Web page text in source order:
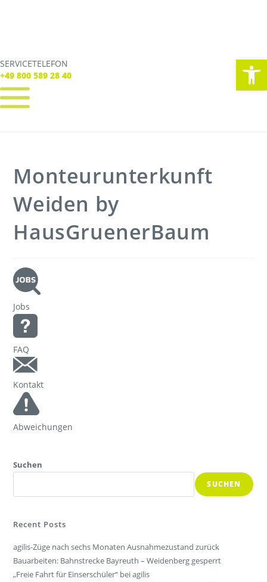
SERVICETELEFON
+49 800 589 28 40
SERVICE TELEFON
+49 800 589 28 40
Tickets
Freizeit
Unternehmen
Monteurunterkunft
Weiden by
HausGruenerBaum
Jobs
FAQ
Kontakt
Abweichungen
Suchen
SUCHEN
Recent Posts
agilis-Züge nach sechs Monaten Ausnahmezustand zurück
Bauarbeiten: Bahnstrecke Bayreuth – Weidenberg gesperrt
„Freie Fahrt für Einserschüler“ bei agilis